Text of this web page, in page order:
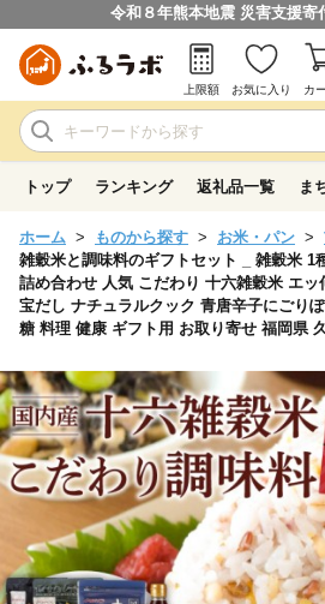
令和８年熊本地震 災害支援寄
上限額 お気に入り カ
トップ ランキング 返礼品一覧 ま
ホーム ものから探す お米・パン
雑穀米と調味料のギフトセット _ 雑穀米 1
詰め合わせ 人気 こだわり 十六雑穀米 エ
宝だし ナチュラルクック 青唐辛子にごり
糖 料理 健康 ギフト用 お取り寄せ 福岡県